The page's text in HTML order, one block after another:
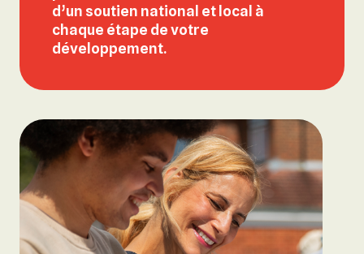
d’un soutien national et local à
chaque étape de votre
développement.